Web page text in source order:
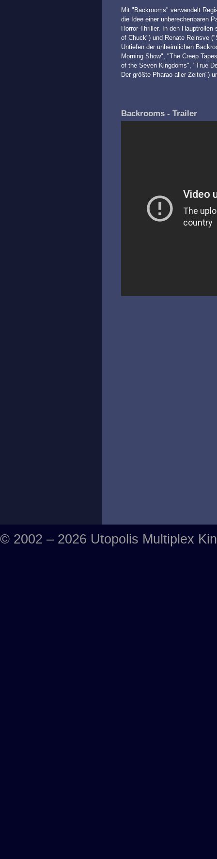
Mit "Backrooms" verwandelt
die Idee einer unberechenbaren
Horror-Thriller. In den
of Chuck") und Renate Reinsve
Untiefen der unheimlichen
Morning Show", "The Creep
of the Seven Kingdoms", "True
Der größte Pharao aller Zeiten")
Backrooms - Trailer
© 2002 – 2026 Utopolis Multiplex